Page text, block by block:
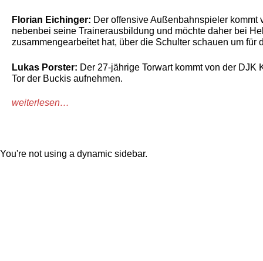
Florian Eichinger: Der offensive Außenbahnspieler kommt
nebenbei seine Trainerausbildung und möchte daher bei
zusammengearbeitet hat, über die Schulter schauen um für
Lukas Porster: Der 27-jährige Torwart kommt von der
Tor der Buckis aufnehmen.
weiterlesen…
You're not using a dynamic sidebar.